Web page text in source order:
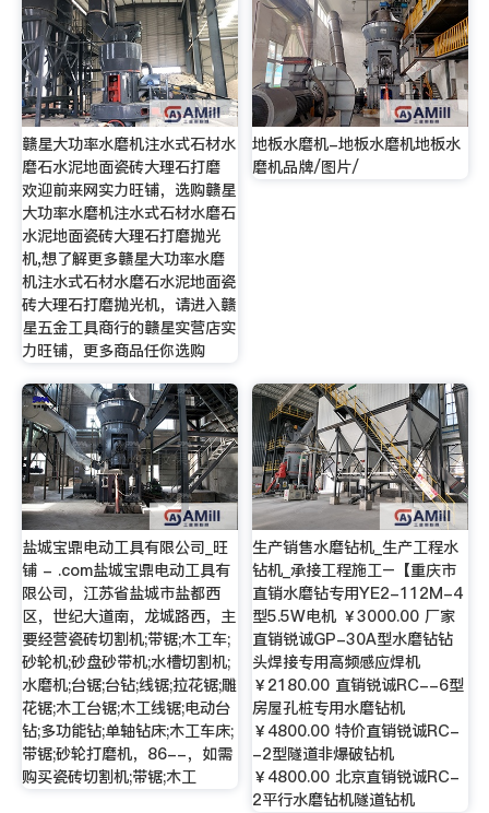
赣星大功率水磨机注水式石材水
磨石水泥地面瓷砖大理石打磨
欢迎前来网实力旺铺，选购赣星
大功率水磨机注水式石材水磨石
水泥地面瓷砖大理石打磨抛光
机,想了解更多赣星大功率水磨
机注水式石材水磨石水泥地面瓷
砖大理石打磨抛光机，请进入赣
星五金工具商行的赣星实营店实
力旺铺，更多商品任你选购
地板水磨机-地板水磨机地板水
磨机品牌/图片/
盐城宝鼎电动工具有限公司_旺
铺 - .com盐城宝鼎电动工具有
限公司，江苏省盐城市盐都西
区，世纪大道南，龙城路西，主
要经营瓷砖切割机;带锯;木工车;
砂轮机;砂盘砂带机;水槽切割机;
水磨机;台锯;台钻;线锯;拉花锯;雕
花锯;木工台锯;木工线锯;电动台
钻;多功能钻;单轴钻床;木工车床;
带锯;砂轮打磨机，86--，如需
购买瓷砖切割机;带锯;木工
生产销售水磨钻机_生产工程水
钻机_承接工程施工–【重庆市
直销水磨钻专用YE2-112M-4
型5.5W电机 ￥3000.00 厂家
直销锐诚GP-30A型水磨钻钻
头焊接专用高频感应焊机
￥2180.00 直销锐诚RC--6型
房屋孔桩专用水磨钻机
￥4800.00 特价直销锐诚RC-
-2型隧道非爆破钻机
￥4800.00 北京直销锐诚RC-
2平行水磨钻机隧道钻机